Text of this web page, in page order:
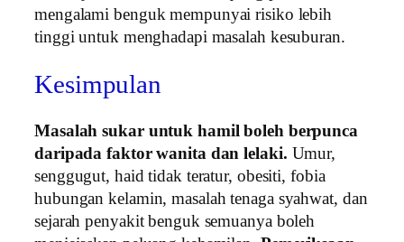
mengalami benguk mempunyai risiko lebih
tinggi untuk menghadapi masalah kesuburan.
Kesimpulan
Masalah sukar untuk hamil boleh berpunca
daripada faktor wanita dan lelaki. Umur,
senggugut, haid tidak teratur, obesiti, fobia
hubungan kelamin, masalah tenaga syahwat, dan
sejarah penyakit benguk semuanya boleh